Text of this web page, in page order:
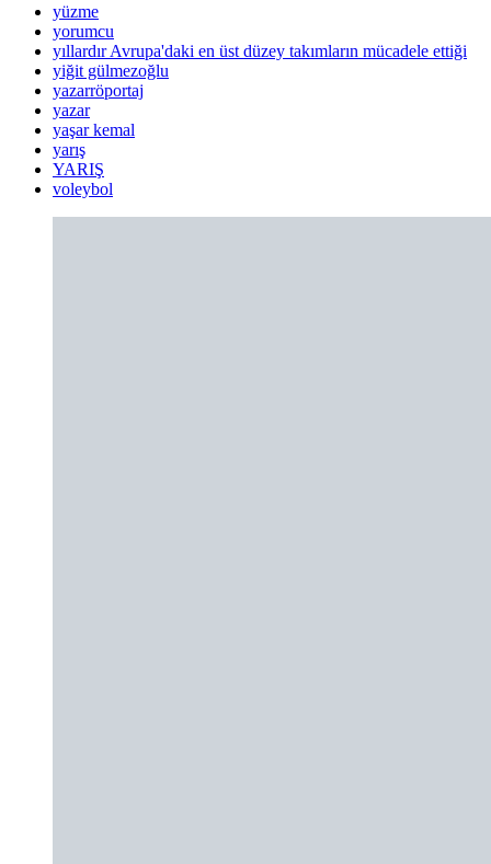
yüzme
yorumcu
yıllardır Avrupa'daki en üst düzey takımların mücadele ettiği
yiğit gülmezoğlu
yazarröportaj
yazar
yaşar kemal
yarış
YARIŞ
voleybol